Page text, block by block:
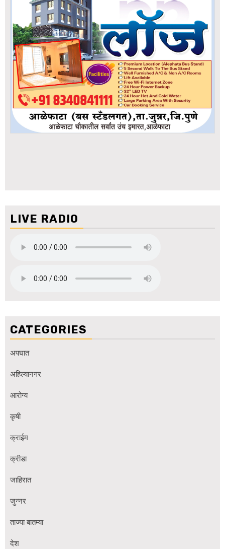
LIVE RADIO
CATEGORIES
अपघात
अहिल्यानगर
आरोग्य
कृषी
क्राईम
क्रीडा
जाहिरात
जुन्नर
ताज्या बातम्या
देश